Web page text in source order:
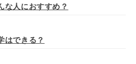
な人におすすめ？
はできる？